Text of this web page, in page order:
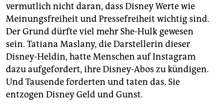
vermutlich nicht daran, dass Disney Werte wie
Meinungsfreiheit und Pressefreiheit wichtig sind.
Der Grund dürfte viel mehr She-Hulk gewesen
sein. Tatiana Maslany, die Darstellerin dieser
Disney-Heldin, hatte Menschen auf Instagram
dazu aufgefordert, ihre Disney-Abos zu kündigen.
Und Tausende forderten und taten das. Sie
entzogen Disney Geld und Gunst.